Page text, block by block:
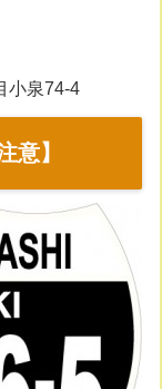
小泉74-4
意】